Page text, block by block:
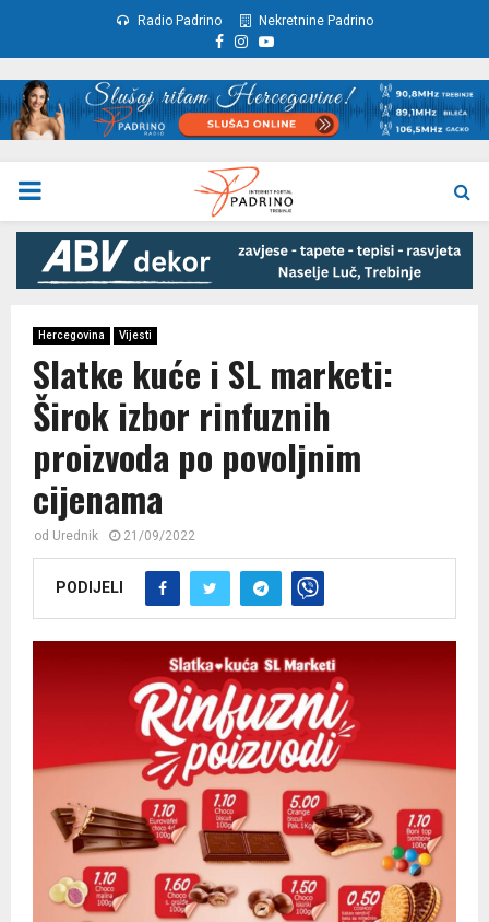
Radio Padrino Nekretnine Padrino
Facebook
Instagram
Youtube
PRIMARY
MENU
Hercegovina Vijesti
Slatke kuće i SL marketi:
Širok izbor rinfuznih
proizvoda po povoljnim
cijenama
od Urednik 21/09/2022
PODIJELI